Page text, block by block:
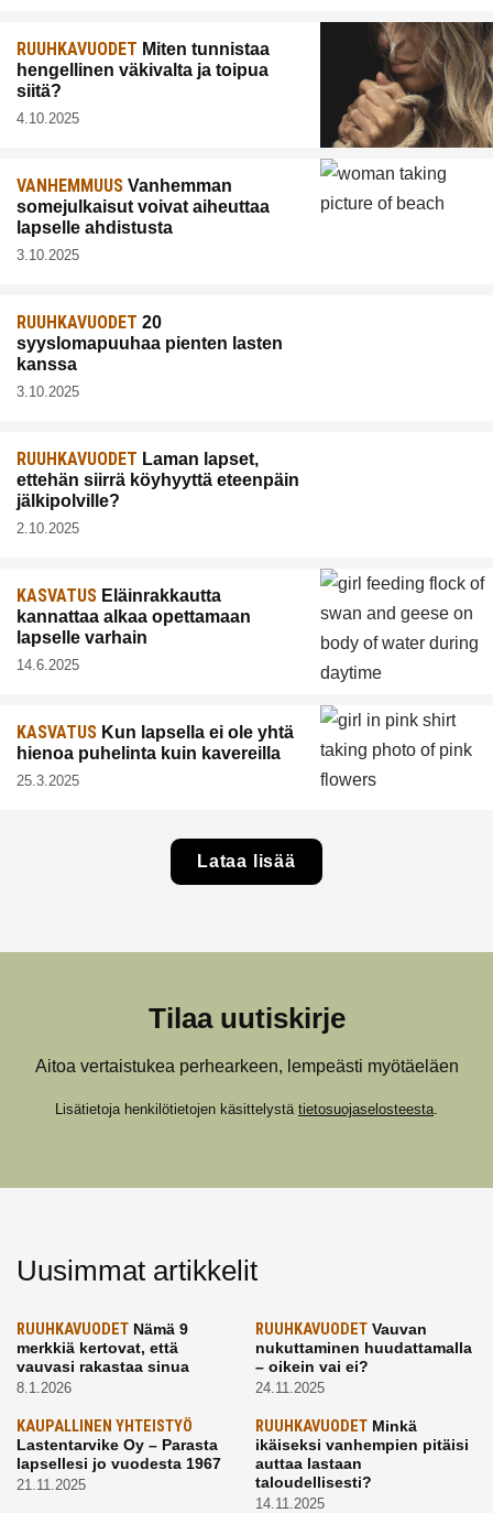
RUUHKAVUODET Miten tunnistaa
hengellinen väkivalta ja toipua
siitä?
4.10.2025
VANHEMMUUS Vanhemman
somejulkaisut voivat aiheuttaa
lapselle ahdistusta
3.10.2025
RUUHKAVUODET 20
syyslomapuuhaa pienten lasten
kanssa
3.10.2025
RUUHKAVUODET Laman lapset,
ettehän siirrä köyhyyttä eteenpäin
jälkipolville?
2.10.2025
KASVATUS Eläinrakkautta
kannattaa alkaa opettamaan
lapselle varhain
14.6.2025
KASVATUS Kun lapsella ei ole yhtä
hienoa puhelinta kuin kavereilla
25.3.2025
Lataa lisää
Tilaa uutiskirje
Aitoa vertaistukea perhearkeen, lempeästi myötäeläen
Lisätietoja henkilötietojen käsittelystä tietosuojaselosteesta
Uusimmat artikkelit
RUUHKAVUODET Nämä 9
merkkiä kertovat, että
vauvasi rakastaa sinua
8.1.2026
RUUHKAVUODETVauvan
nukuttaminen huudattamalla
– oikein vai ei?
24.11.2025
KAUPALLINEN YHTEISTYÖ
Lastentarvike Oy – Parasta
lapsellesi jo vuodesta 1967
21.11.2025
RUUHKAVUODETMinkä
ikäiseksi vanhempien pitäisi
auttaa lastaan
taloudellisesti?
14.11.2025